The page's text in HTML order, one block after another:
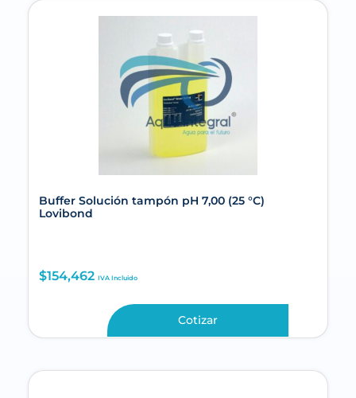
Buffer Solución tampón pH 7,00 (25 °C)
Lovibond
$154,462 IVA Incluido
Cotizar